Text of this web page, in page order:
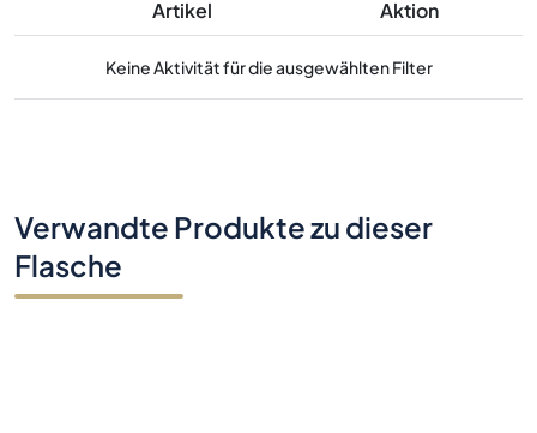
Artikel Aktion
Keine Aktivität für die ausgewählten Filter
Verwandte Produkte zu dieser
Flasche